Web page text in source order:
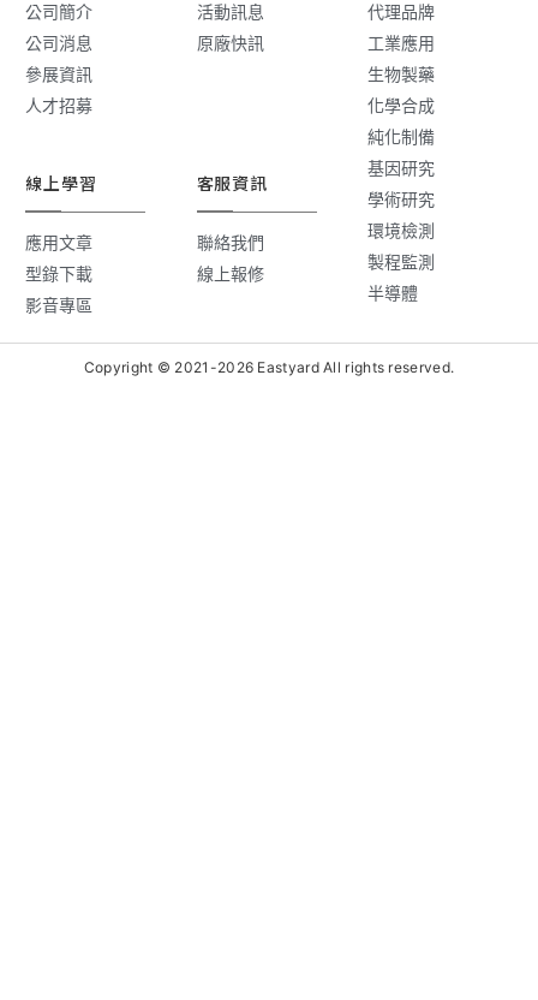
公司簡介
公司消息
參展資訊
人才招募
活動訊息
原廠快訊
代理品牌
工業應用
生物製藥
化學合成
純化制備
基因研究
學術研究
環境檢測
製程監測
半導體
線上學習
應用文章
型錄下載
影音專區
客服資訊
聯絡我們
線上報修
Copyright © 2021-2026 Eastyard All rights reserved.